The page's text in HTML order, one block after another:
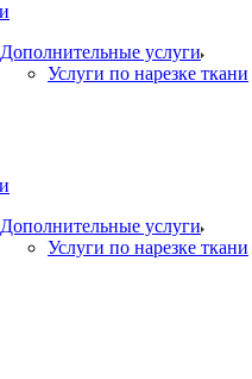
Дополнительные услуги
Услуги по нарезке ткани
Дополнительные услуги
Услуги по нарезке ткани